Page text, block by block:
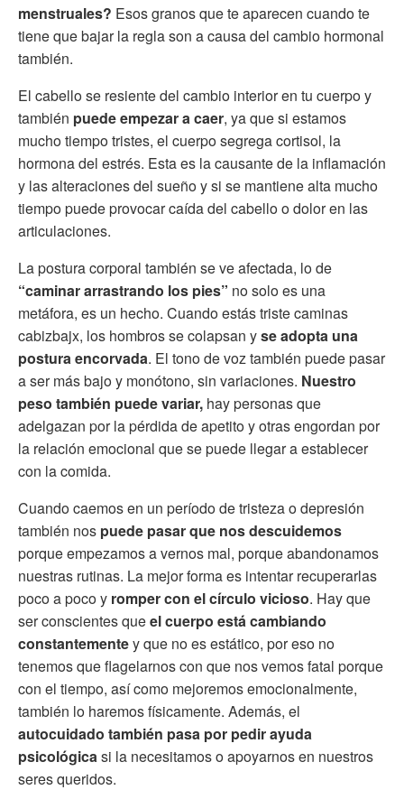
menstruales? Esos granos que te aparecen cuando te
tiene que bajar la regla son a causa del cambio hormonal
también.
El cabello se resiente del cambio interior en tu cuerpo y
también puede empezar a caer, ya que si estamos
mucho tiempo tristes, el cuerpo segrega cortisol, la
hormona del estrés. Esta es la causante de la inflamación
y las alteraciones del sueño y si se mantiene alta mucho
tiempo puede provocar caída del cabello o dolor en las
articulaciones.
La postura corporal también se ve afectada, lo de
“caminar arrastrando los pies” no solo es una
metáfora, es un hecho. Cuando estás triste caminas
cabizbajx, los hombros se colapsan yse adopta una
postura encorvada. El tono de voz también puede pasar
a ser más bajo y monótono, sin variaciones. Nuestro
peso también puede variar, hay personas que
adelgazan por la pérdida de apetito y otras engordan por
la relación emocional que se puede llegar a establecer
con la comida.
Cuando caemos en un período de tristeza o depresión
también nos puede pasar que nos descuidemos
porque empezamos a vernos mal, porque abandonamos
nuestras rutinas. La mejor forma es intentar recuperarlas
poco a poco y romper con el círculo vicioso. Hay que
ser conscientes queel cuerpo está cambiando
constantementey que no es estático, por eso no
tenemos que flagelarnos con que nos vemos fatal porque
con el tiempo, así como mejoremos emocionalmente,
también lo haremos físicamente. Además, el
autocuidado también pasa por pedir ayuda
psicológicasi la necesitamos o apoyarnos en nuestros
seres queridos.